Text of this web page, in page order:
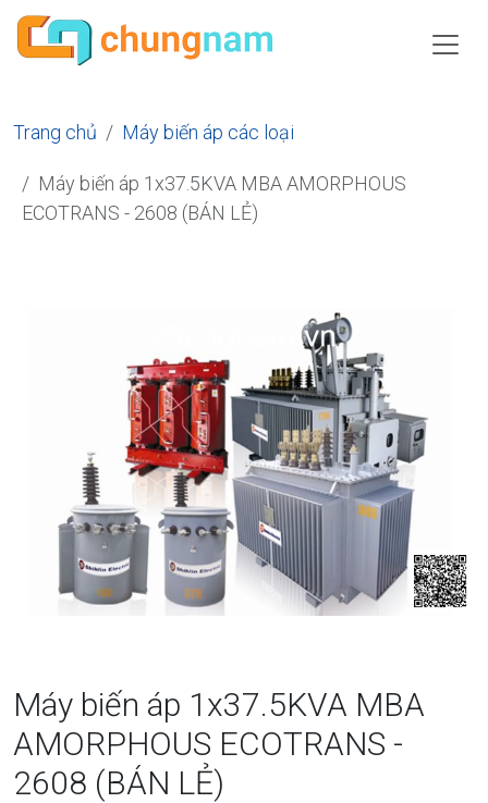
Trang chủ Máy biến áp các loại
Máy biến áp 1x37.5KVA MBA AMORPHOUS
ECOTRANS - 2608 (BÁN LẺ)
Máy biến áp 1x37.5KVA MBA
AMORPHOUS ECOTRANS -
2608 (BÁN LẺ)